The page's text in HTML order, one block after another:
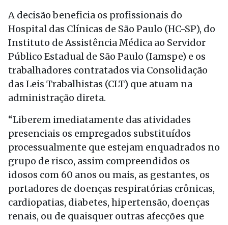
A decisão beneficia os profissionais do
Hospital das Clínicas de São Paulo (HC-SP), do
Instituto de Assistência Médica ao Servidor
Público Estadual de São Paulo (Iamspe) e os
trabalhadores contratados via Consolidação
das Leis Trabalhistas (CLT) que atuam na
administração direta.
“Liberem imediatamente das atividades
presenciais os empregados substituídos
processualmente que estejam enquadrados no
grupo de risco, assim compreendidos os
idosos com 60 anos ou mais, as gestantes, os
portadores de doenças respiratórias crônicas,
cardiopatias, diabetes, hipertensão, doenças
renais, ou de quaisquer outras afecções que